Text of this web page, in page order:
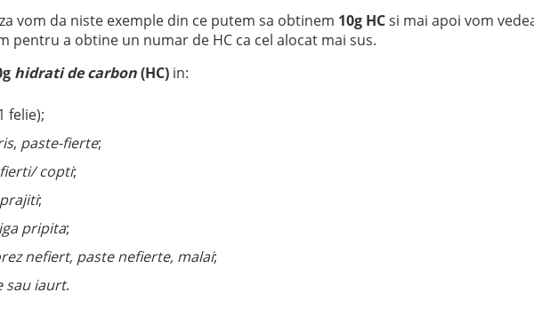
vom da niste exemple din ce putem sa obtinem 10g HCsi mai apoi vom
pentru a obtine un numar de HC ca cel alocat mai sus.
hidrati de carbon(HC) in:
felie);
, paste-fierte;
copti;
;
pripita;
nefiert, paste nefierte, malai;
sau iaurt.